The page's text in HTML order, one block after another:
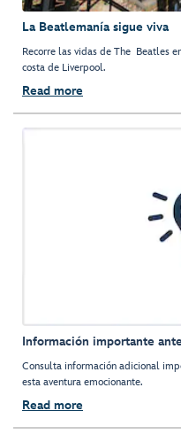
La Beatlemanía sigue viva
Recorre las vidas de The Beatles
costa de Liverpool.
Read more
Información importante
Consulta información adicional
esta aventura emocionante.
Read more